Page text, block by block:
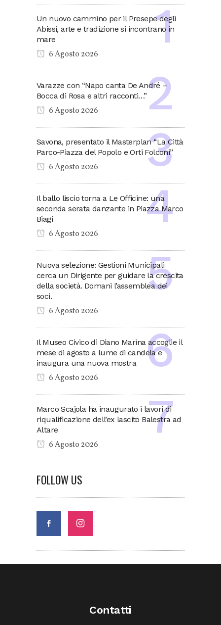
Un nuovo cammino per il Presepe degli
Abissi, arte e tradizione si incontrano in
mare
6 Agosto 2026
Varazze con “Napo canta De André –
Bocca di Rosa e altri racconti…”
6 Agosto 2026
Savona, presentato il Masterplan “La Città
Parco-Piazza del Popolo e Orti Folconi”
6 Agosto 2026
Il ballo liscio torna a Le Officine: una
seconda serata danzante in Piazza Marco
Biagi
6 Agosto 2026
Nuova selezione: Gestioni Municipali
cerca un Dirigente per guidare la crescita
della società. Domani l’assemblea dei
soci.
6 Agosto 2026
Il Museo Civico di Diano Marina accoglie il
mese di agosto a lume di candela e
inaugura una nuova mostra
6 Agosto 2026
Marco Scajola ha inaugurato i lavori di
riqualificazione dell’ex lascito Balestra ad
Altare
6 Agosto 2026
FOLLOW US
Contatti